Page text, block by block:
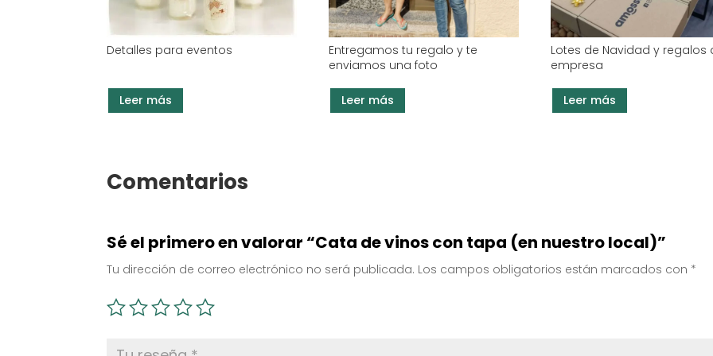
Detalles para eventos
Leer más
Entregamos tu regalo y te
enviamos una foto
Leer más
Lotes de Navidad y regalos
empresa
Leer más
Comentarios
Sé el primero en valorar “Cata de vinos con tapa (en nuestro local)”
Tu dirección de correo electrónico no será publicada. Los campos obligatorios están marcados con *